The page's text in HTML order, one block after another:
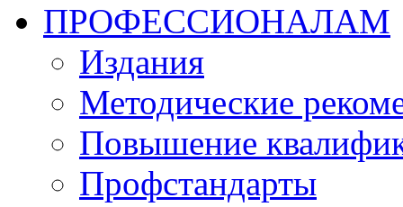
ПРОФЕССИОНАЛАМ
Издания
Методические
Повышение
Профстандарты